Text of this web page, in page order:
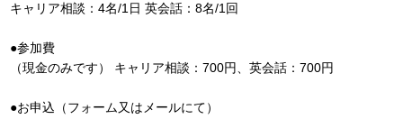
キャリア相談：4名/1日 英会話：8名/1回
●参加費
（現金のみです） キャリア相談：700円、英会話：700円
●お申込（フォーム又はメールにて）